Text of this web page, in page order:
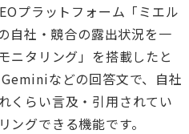
プラットフォーム「ミエル
自社・競合の露出状況を一
ニタリング」を搭載したと
などの回答文で、自社
くらい言及・引用されてい
ングできる機能です。